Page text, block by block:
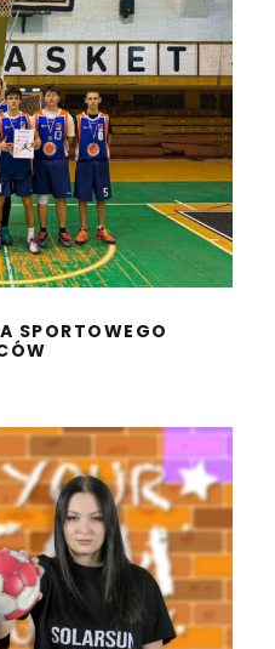
CHŁOPCÓW
SPORTOWEGO
DZIEWCZĄT